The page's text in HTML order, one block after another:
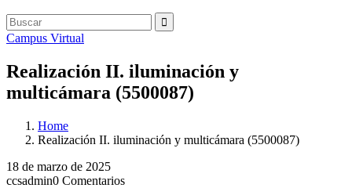
Campus Virtual
Realización II. iluminación y
multicámara (5500087)
Home
Realización II. iluminación y multicámara (5500087)
18 de marzo de 2025
ccsadmin0 Comentarios